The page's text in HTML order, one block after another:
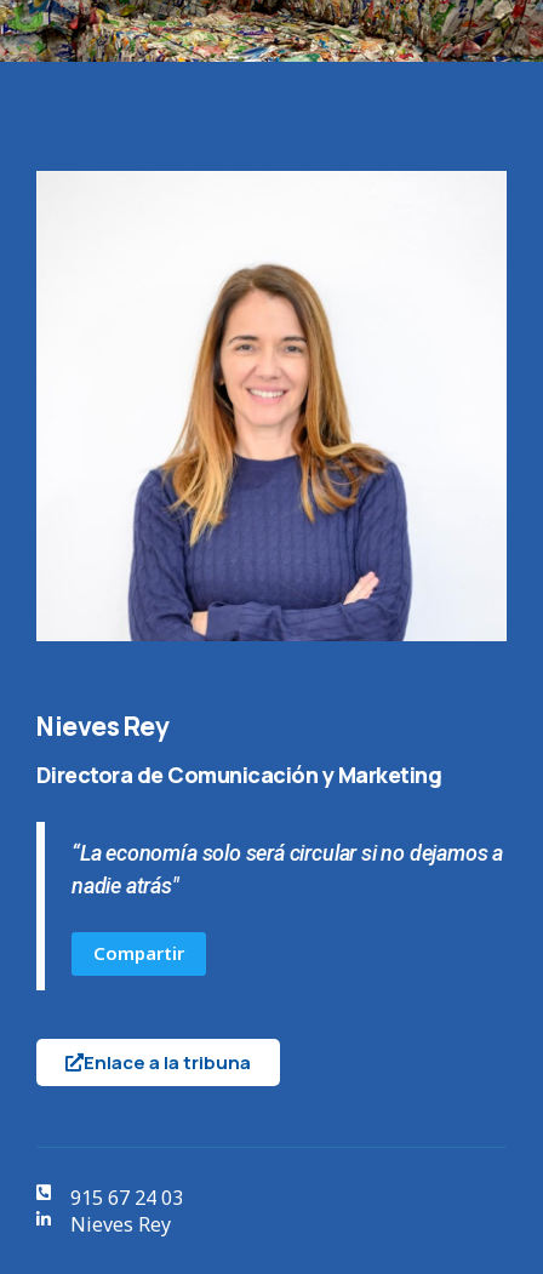
Nieves Rey
Directora de Comunicación y Marketing
“La economía solo será circular si no dejamos a
nadie atrás"
Compartir
Enlace a la tribuna
915 67 24 03
Nieves Rey